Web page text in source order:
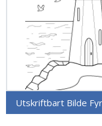
Utskriftbart Bilde